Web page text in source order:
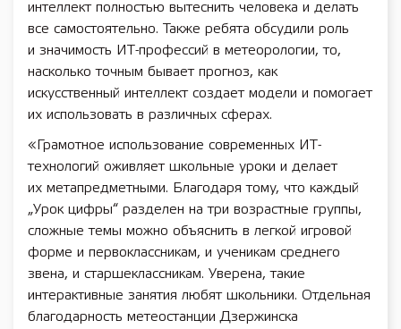
интеллект полностью вытеснить человека и делать
все самостоятельно. Также ребята обсудили роль
и значимость ИТ-профессий в метеорологии, то,
насколько точным бывает прогноз, как
искусственный интеллект создает модели и помогает
их использовать в различных сферах.
«Грамотное использование современных ИТ-
технологий оживляет школьные уроки и делает
их метапредметными. Благодаря тому, что каждый
„Урок цифры“ разделен на три возрастные группы,
сложные темы можно объяснить в легкой игровой
форме и первоклассникам, и ученикам среднего
звена, и старшеклассникам. Уверена, такие
интерактивные занятия любят школьники. Отдельная
благодарность метеостанции Дзержинска